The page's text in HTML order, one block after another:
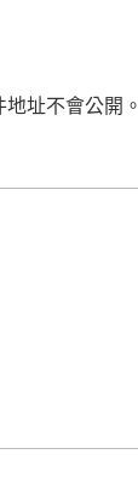
址不會公開。